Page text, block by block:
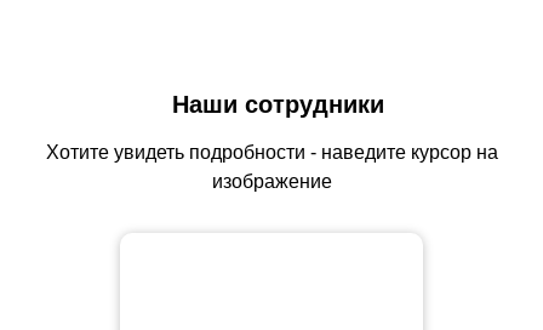
Наши сотрудники
Хотите увидеть подробности - наведите курсор на
изображение